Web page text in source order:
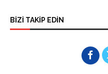
BİZİ TAKİP EDİN